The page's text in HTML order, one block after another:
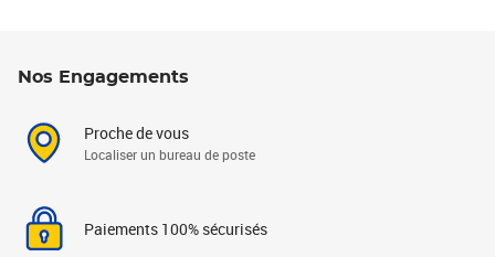
Nos Engagements
Proche de vous
Localiser un bureau de poste
Paiements 100% sécurisés